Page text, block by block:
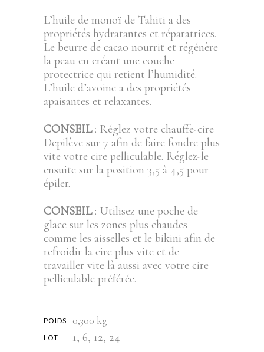
L’huile de monoï de Tahiti a des
propriétés hydratantes et réparatrices.
Le beurre de cacao nourrit et régénère
la peau en créant une couche
protectrice qui retient l’humidité.
L’huile d’avoine a des propriétés
apaisantes et relaxantes.
CONSEIL : Réglez votre chauffe-cire
Depilève sur 7 afin de faire fondre plus
vite votre cire pelliculable. Réglez-le
ensuite sur la position 3,5 à 4,5 pour
épiler.
CONSEIL : Utilisez une poche de
glace sur les zones plus chaudes
comme les aisselles et le bikini afin de
refroidir la cire plus vite et de
travailler vite là aussi avec votre cire
pelliculable préférée.
POIDS 0,300 kg
LOT 1, 6, 12, 24